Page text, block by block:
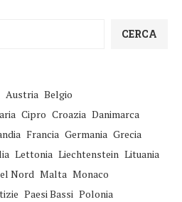
CERCA
Austria Belgio
Cipro Croazia Danimarca
Francia Germania Grecia
Lettonia Liechtenstein Lituania
Nord Malta Monaco
Paesi Bassi Polonia